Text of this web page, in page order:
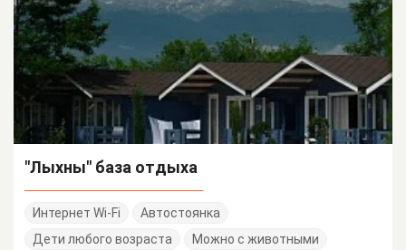
"Лыхны" база отдыха
Интернет Wi-Fi
Автостоянка
Дети любого возраста
Можно с животными